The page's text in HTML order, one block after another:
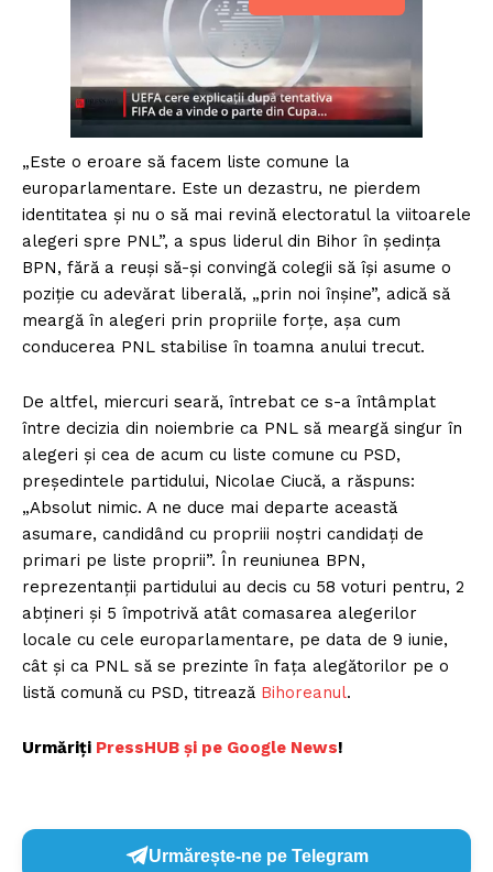
„Este o eroare să facem liste comune la
europarlamentare. Este un dezastru, ne pierdem
identitatea și nu o să mai revină electoratul la viitoarele
alegeri spre PNL”, a spus liderul din Bihor în ședința
BPN, fără a reuși să-și convingă colegii să își asume o
poziție cu adevărat liberală, „prin noi înșine”, adică să
meargă în alegeri prin propriile forțe, așa cum
conducerea PNL stabilise în toamna anului trecut.
De altfel, miercuri seară, întrebat ce s-a întâmplat
între decizia din noiembrie ca PNL să meargă singur în
alegeri şi cea de acum cu liste comune cu PSD,
președintele partidului, Nicolae Ciucă, a răspuns:
„Absolut nimic. A ne duce mai departe această
asumare, candidând cu propriii noştri candidaţi de
primari pe liste proprii”. În reuniunea BPN,
reprezentanții partidului au decis cu 58 voturi pentru, 2
abțineri și 5 împotrivă atât comasarea alegerilor
locale cu cele europarlamentare, pe data de 9 iunie,
cât și ca PNL să se prezinte în fața alegătorilor pe o
listă comună cu PSD, titrează Bihoreanul.
Urmăriți PressHUB și pe Google News!
Urmărește-ne pe Telegram